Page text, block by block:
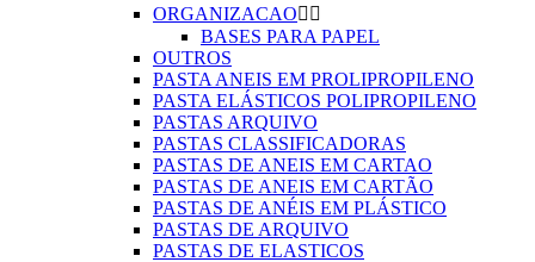
ORGANIZACAO 
BASES PARA PAPEL
OUTROS
PASTA ANEIS EM PROLIPROPILENO
PASTA ELÁSTICOS POLIPROPILENO
PASTAS ARQUIVO
PASTAS CLASSIFICADORAS
PASTAS DE ANEIS EM CARTAO
PASTAS DE ANEIS EM CARTÃO
PASTAS DE ANÉIS EM PLÁSTICO
PASTAS DE ARQUIVO
PASTAS DE ELASTICOS